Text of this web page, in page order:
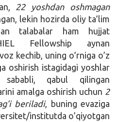
22 yoshdan oshmagan
lekin hozirda oliy ta’lim
talabalar ham hujjat
Fellowship aynan
kechib, uning o’rniga o’z
oshirish istagidagi yoshlar
sababli, qabul qilingan
amalga oshirish uchun 2
beriladi, buning evaziga
institutda o’qiyotgan